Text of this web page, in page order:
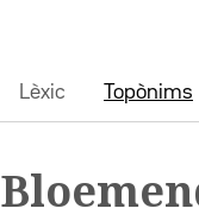
Lèxic Topònims